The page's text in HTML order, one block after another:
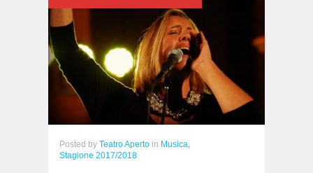
Posted by Teatro Aperto in Musica,
Stagione 2017/2018